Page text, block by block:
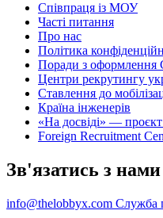
Співпраця із МОУ
Часті питання
Про нас
Політика
Поради з оформлення
Центри рекрутингу
Ставлення до
Країна інженерів
«На досвіді» —
Foreign Recruitment
Зв'язатись з нами
info@thelobbyx.com Служба